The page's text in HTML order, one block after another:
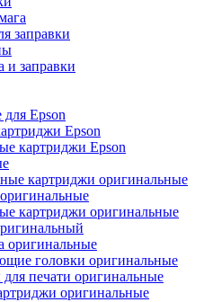
заправки
и заправки
Epson
Epson
картриджи Epson
картриджи оригинальные
картриджи оригинальные
оригинальные
головки оригинальные
печати оригинальные
оригинальные